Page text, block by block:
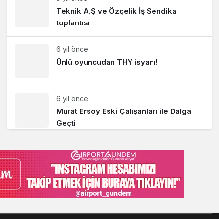
Teknik A.Ş ve Özçelik İş Sendika
toplantısı
6 yıl önce
Ünlü oyuncudan THY isyanı!
6 yıl önce
Murat Ersoy Eski Çalışanları ile Dalga
Geçti